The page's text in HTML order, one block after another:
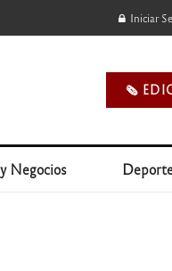
Iniciar
🗞️
Negocios